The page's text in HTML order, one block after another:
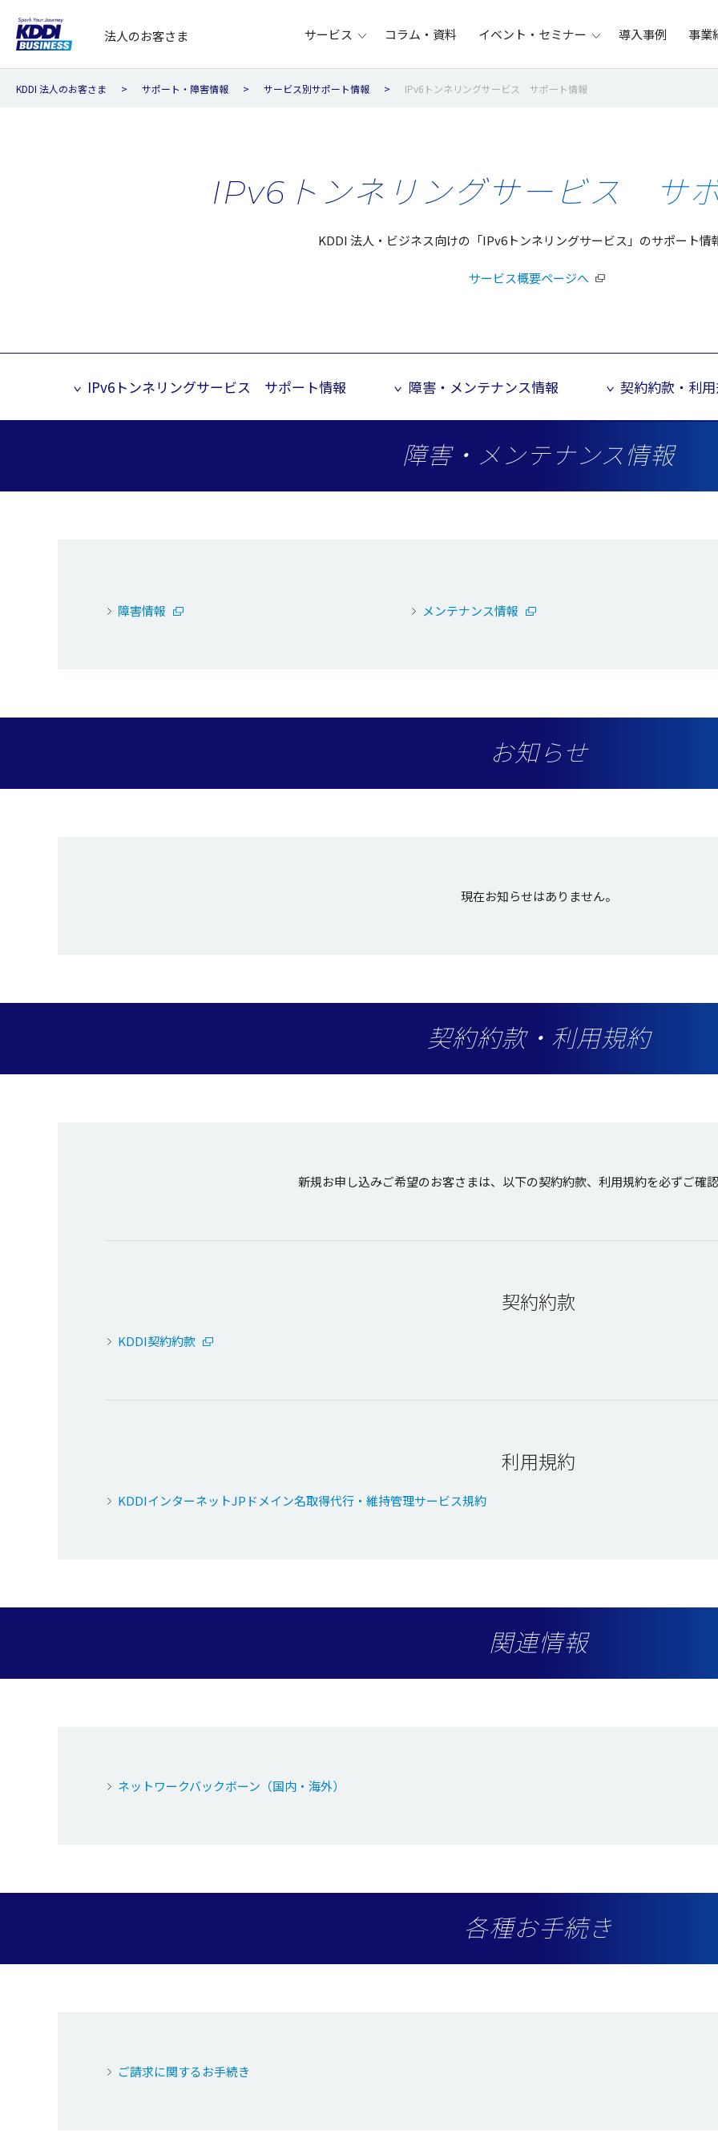
法人のお客さま サービス コラム・資料 イベント・セミナー 導入事例 事業
KDDI 法人のお客さま サポート・障害情報 サービス別サポート情報 IPv6トンネリングサービス サポート情報
IPv6トンネリングサービス サ
KDDI 法人・ビジネス向けの「IPv6トンネリングサービス」のサポート情
サービス概要ページへ
IPv6トンネリングサービス サポート情報 障害・メンテナンス情報 契約約款・利
障害・メンテナンス情報
障害情報 メンテナンス情報
お知らせ
現在お知らせはありません。
契約約款・利用規約
新規お申し込みご希望のお客さまは、以下の契約約款、利用規約を必ずご確認
契約約款
KDDI契約約款
利用規約
KDDIインターネットJPドメイン名取得代行・維持管理サービス規約
関連情報
ネットワークバックボーン（国内・海外）
各種お手続き
ご請求に関するお手続き